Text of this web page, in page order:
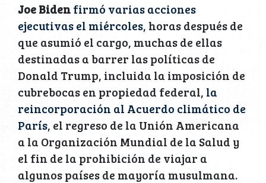
Joe Bidenfirmó varias acciones
ejecutivas el miércoles, horas después de
que asumió el cargo, muchas de ellas
destinadas a barrer las políticas de
Donald Trump, incluida la imposición de
cubrebocas en propiedad federal, la
reincorporación al Acuerdo climático de
París, el regreso de la Unión Americana
a la Organización Mundial de la Salud y
el fin de la prohibición de viajar a
algunos países de mayoría musulmana.